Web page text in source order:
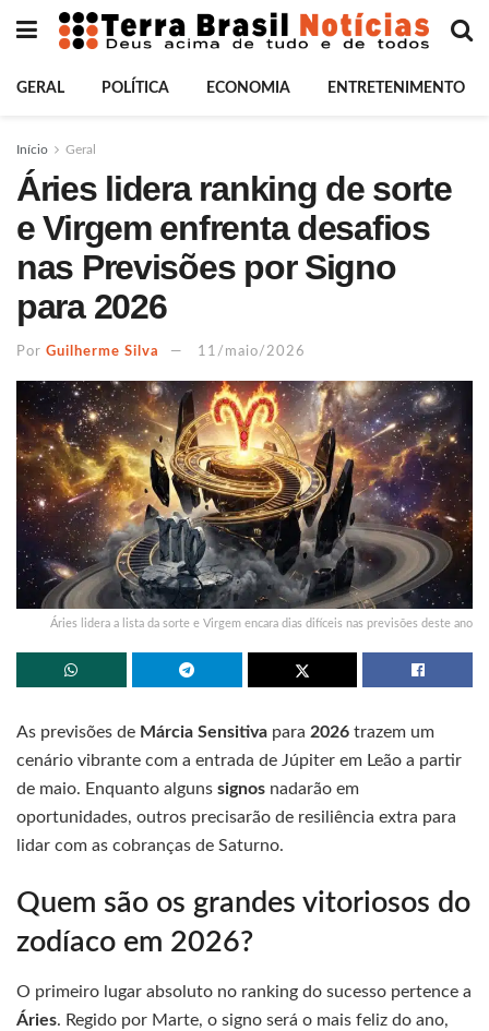
GERAL POLÍTICA ECONOMIA ENTRETENIMENTO
Início Geral
Áries lidera ranking de sorte
e Virgem enfrenta desafios
nas Previsões por Signo
para 2026
Por Guilherme Silva 11/maio/2026
Áries lidera a lista da sorte e Virgem encara dias difíceis nas previsões deste ano
As previsões de Márcia Sensitiva para 2026 trazem um
cenário vibrante com a entrada de Júpiter em Leão a partir
de maio. Enquanto alguns signos nadarão em
oportunidades, outros precisarão de resiliência extra para
lidar com as cobranças de Saturno.
Quem são os grandes vitoriosos do
zodíaco em 2026?
O primeiro lugar absoluto no ranking do sucesso pertence a
Áries. Regido por Marte, o signo será o mais feliz do ano,